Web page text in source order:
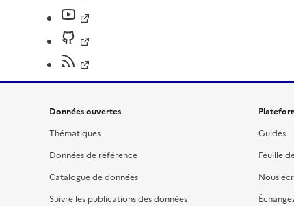
Données ouvertes
Thématiques
Données de référence
Catalogue de données
Suivre les publications des données
Guides
Feuille
Nous